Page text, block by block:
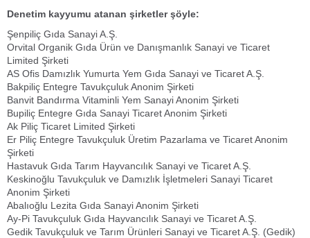
Denetim kayyumu atanan şirketler şöyle:
Şenpiliç Gıda Sanayi A.Ş.
Orvital Organik Gıda Ürün ve Danışmanlık Sanayi ve Ticaret
Limited Şirketi
AS Ofis Damızlık Yumurta Yem Gıda Sanayi ve Ticaret A.Ş.
Bakpiliç Entegre Tavukçuluk Anonim Şirketi
Banvit Bandırma Vitaminli Yem Sanayi Anonim Şirketi
Bupiliç Entegre Gıda Sanayi Ticaret Anonim Şirketi
Ak Piliç Ticaret Limited Şirketi
Er Piliç Entegre Tavukçuluk Üretim Pazarlama ve Ticaret Anonim
Şirketi
Hastavuk Gıda Tarım Hayvancılık Sanayi ve Ticaret A.Ş.
Keskinoğlu Tavukçuluk ve Damızlık İşletmeleri Sanayi Ticaret
Anonim Şirketi
Abalıoğlu Lezita Gıda Sanayi Anonim Şirketi
Ay-Pi Tavukçuluk Gıda Hayvancılık Sanayi ve Ticaret A.Ş.
Gedik Tavukçuluk ve Tarım Ürünleri Sanayi ve Ticaret A.Ş. (Gedik)